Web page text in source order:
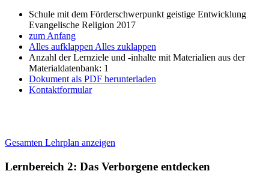
Schule mit dem Förderschwerpunkt geistige Entwicklung
Evangelische Religion 2017
zum Anfang
Alles aufklappen Alles zuklappen
Anzahl der Lernziele und -inhalte mit Materialien aus der
Materialdatenbank: 1
Dokument als PDF herunterladen
Kontaktformular
Gesamten Lehrplan anzeigen
Lernbereich 2: Das Verborgene entdecken